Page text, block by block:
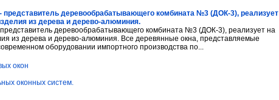
деревообрабатывающего комбината №3 (ДОК-3), реализует
из дерева и дерево-алюминия.
деревообрабатывающего комбината №3 (ДОК-3), реализует на
из дерева и дерево-алюминия. Все деревянные окна, представляемые
оборудовании импортного производства по...
окон
оконных систем.